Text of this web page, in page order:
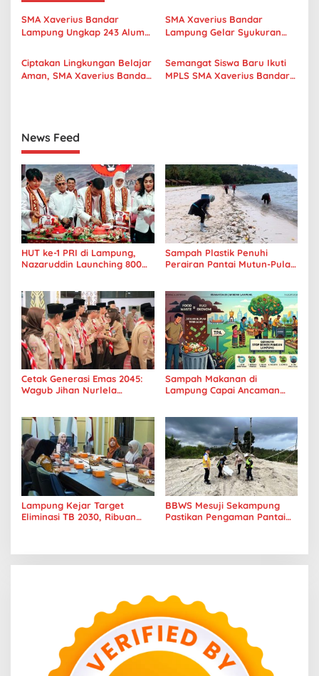
s
p
o
SMA Xaverius Bandar
Lampung Ungkap 243 Alumni
Mancanegara
SMA Xaverius Bandar
Lampung Gelar Syukuran
Thadeus Engko, dan
Purnabakti Suhardi
Ciptakan Lingkungan Belajar
Aman, SMA Xaverius Bandar
Semangat Siswa Baru Ikuti
MPLS SMA Xaverius Bandar
News Feed
HUT ke-1 PRI di Lampung,
Nazaruddin Launching 800
Sampah Plastik Penuhi
Perairan Pantai Mutun-Pulau
Cetak Generasi Emas 2045:
Wagub Jihan Nurlela
Era Digital
Sampah Makanan di
Lampung Capai Ancaman
Pangan
Lampung Kejar Target
Eliminasi TB 2030, Ribuan
BBWS Mesuji Sekampung
Pastikan Pengaman Pantai